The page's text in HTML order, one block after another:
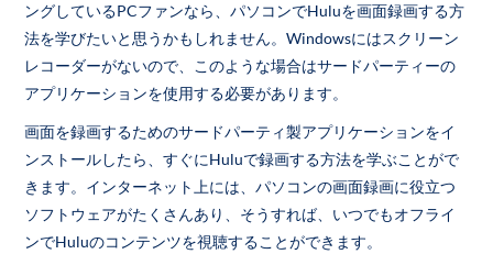
ングしているPCファンなら、パソコンでHuluを画面録画する方
法を学びたいと思うかもしれません。Windowsにはスクリーン
レコーダーがないので、このような場合はサードパーティーの
アプリケーションを使用する必要があります。
画面を録画するためのサードパーティ製アプリケーションをイ
ンストールしたら、すぐにHuluで録画する方法を学ぶことがで
きます。インターネット上には、パソコンの画面録画に役立つ
ソフトウェアがたくさんあり、そうすれば、いつでもオフライ
ンでHuluのコンテンツを視聴することができます。